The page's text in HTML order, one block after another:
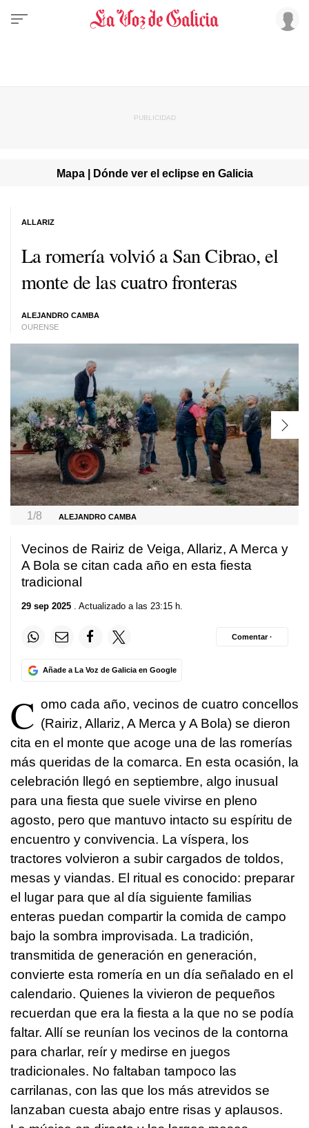
Mapa | Dónde ver el eclipse en Galicia
La romería volvió a San Cibrao, el
monte de las cuatro fronteras
ALEJANDRO CAMBA
OURENSE
ALLARIZ
1/8 ALEJANDRO CAMBA
Vecinos de Rairiz de Veiga, Allariz, A Merca y
A Bola se citan cada año en esta fiesta
tradicional
29 sep 2025 . Actualizado a las 23:15 h.
Añade a La Voz de Galicia en Google
Comentar ·
C omo cada año, vecinos de cuatro concellos
(Rairiz, Allariz, A Merca y A Bola) se dieron
cita en el monte que acoge una de las romerías
más queridas de la comarca. En esta ocasión, la
celebración llegó en septiembre, algo inusual
para una fiesta que suele vivirse en pleno
agosto, pero que mantuvo intacto su espíritu de
encuentro y convivencia. La víspera, los
tractores volvieron a subir cargados de toldos,
mesas y viandas. El ritual es conocido: preparar
el lugar para que al día siguiente familias
enteras puedan compartir la comida de campo
bajo la sombra improvisada. La tradición,
transmitida de generación en generación,
convierte esta romería en un día señalado en el
calendario. Quienes la vivieron de pequeños
recuerdan que era la fiesta a la que no se podía
faltar. Allí se reunían los vecinos de la contorna
para charlar, reír y medirse en juegos
tradicionales. No faltaban tampoco las
carrilanas, con las que los más atrevidos se
lanzaban cuesta abajo entre risas y aplausos.